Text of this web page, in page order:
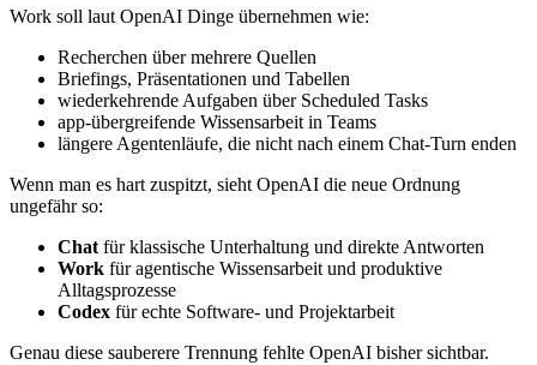
Work soll laut OpenAI Dinge übernehmen wie:
Recherchen über mehrere Quellen
Briefings, Präsentationen und Tabellen
wiederkehrende Aufgaben über Scheduled Tasks
app-übergreifende Wissensarbeit in Teams
längere Agentenläufe, die nicht nach einem Chat-Turn enden
Wenn man es hart zuspitzt, sieht OpenAI die neue Ordnung
ungefähr so:
Chatfür klassische Unterhaltung und direkte Antworten
Work für agentische Wissensarbeit und produktive
Alltagsprozesse
Codex für echte Software- und Projektarbeit
Genau diese sauberere Trennung fehlte OpenAI bisher sichtbar.